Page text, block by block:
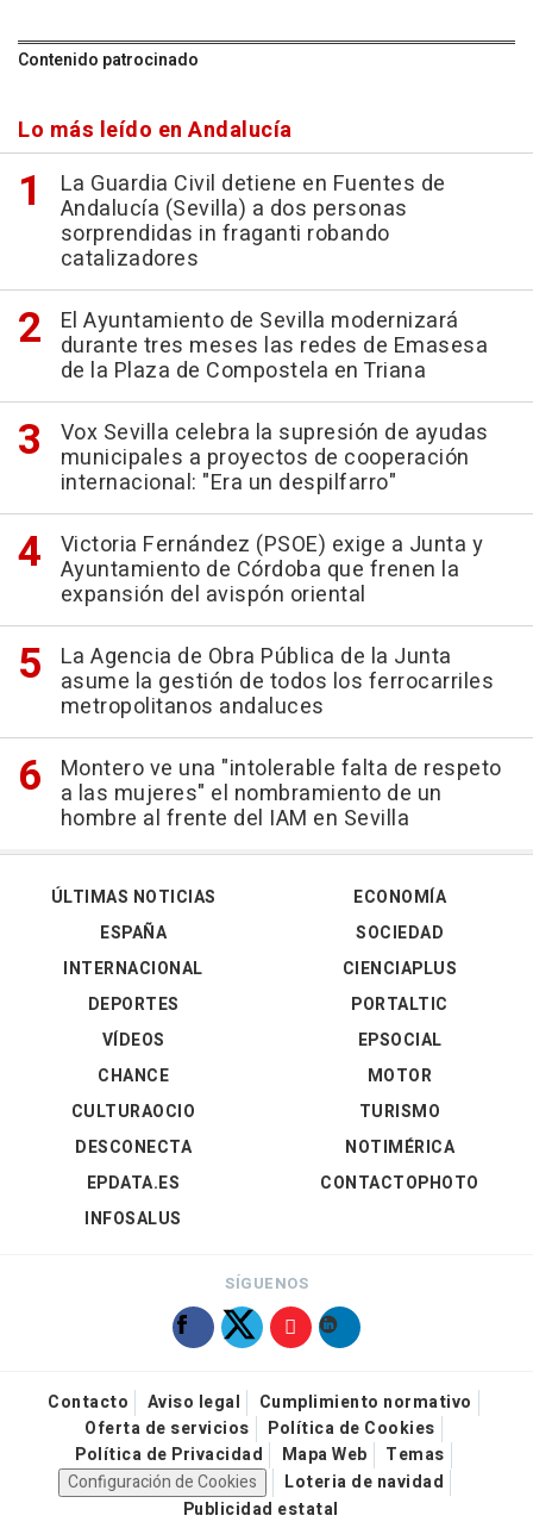
Contenido patrocinado
Lo más leído en Andalucía
La Guardia Civil detiene en Fuentes de
Andalucía (Sevilla) a dos personas
sorprendidas in fraganti robando
catalizadores
El Ayuntamiento de Sevilla modernizará
durante tres meses las redes de Emasesa
de la Plaza de Compostela en Triana
Vox Sevilla celebra la supresión de ayudas
municipales a proyectos de cooperación
internacional: "Era un despilfarro"
Victoria Fernández (PSOE) exige a Junta y
Ayuntamiento de Córdoba que frenen la
expansión del avispón oriental
La Agencia de Obra Pública de la Junta
asume la gestión de todos los ferrocarriles
metropolitanos andaluces
Montero ve una "intolerable falta de respeto
a las mujeres" el nombramiento de un
hombre al frente del IAM en Sevilla
ÚLTIMAS NOTICIAS
ESPAÑA
INTERNACIONAL
DEPORTES
VÍDEOS
ECONOMÍA
SOCIEDAD
CIENCIAPLUS
PORTALTIC
EPSOCIAL
CHANCE
CULTURAOCIO
DESCONECTA
EPDATA.ES
INFOSALUS
MOTOR
TURISMO
NOTIMÉRICA
CONTACTOPHOTO
SÍGUENOS
Contacto Aviso legal
Cumplimiento normativo
Oferta de servicios
Política de Cookies
Política de Privacidad
Mapa Web
Temas
Configuración de Cookies
Loteria de navidad
Publicidad estatal